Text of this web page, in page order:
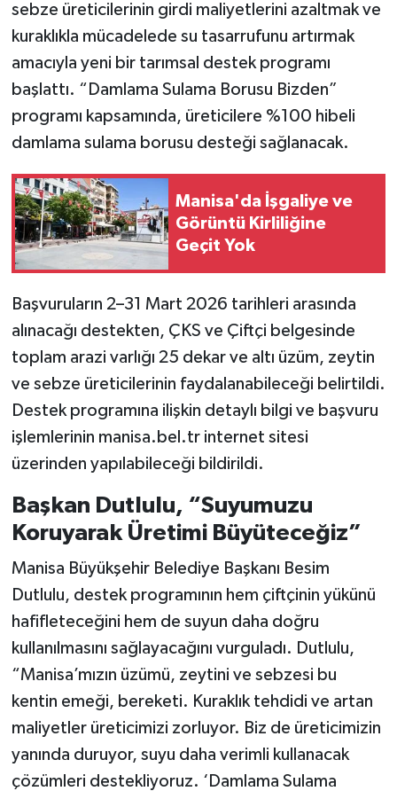
sebze üreticilerinin girdi maliyetlerini azaltmak ve
kuraklıkla mücadelede su tasarrufunu artırmak
amacıyla yeni bir tarımsal destek programı
başlattı. “Damlama Sulama Borusu Bizden”
programı kapsamında, üreticilere %100 hibeli
damlama sulama borusu desteği sağlanacak.
Manisa'da İşgaliye ve
Görüntü Kirliliğine
Geçit Yok
Başvuruların 2–31 Mart 2026 tarihleri arasında
alınacağı destekten, ÇKS ve Çiftçi belgesinde
toplam arazi varlığı 25 dekar ve altı üzüm, zeytin
ve sebze üreticilerinin faydalanabileceği belirtildi.
Destek programına ilişkin detaylı bilgi ve başvuru
işlemlerinin manisa.bel.tr internet sitesi
üzerinden yapılabileceği bildirildi.
Başkan Dutlulu, “Suyumuzu
Koruyarak Üretimi Büyüteceğiz”
Manisa Büyükşehir Belediye Başkanı Besim
Dutlulu, destek programının hem çiftçinin yükünü
hafifleteceğini hem de suyun daha doğru
kullanılmasını sağlayacağını vurguladı. Dutlulu,
“Manisa’mızın üzümü, zeytini ve sebzesi bu
kentin emeği, bereketi. Kuraklık tehdidi ve artan
maliyetler üreticimizi zorluyor. Biz de üreticimizin
yanında duruyor, suyu daha verimli kullanacak
çözümleri destekliyoruz. ‘Damlama Sulama